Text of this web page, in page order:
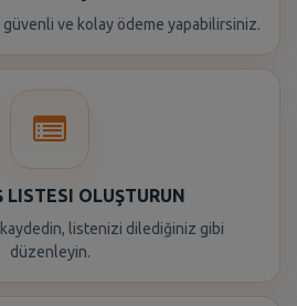
güvenli ve kolay ödeme yapabilirsiniz.
LISTESI OLUŞTURUN
listenizi dilediğiniz gibi
düzenleyin.